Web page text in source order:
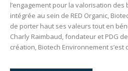
l’engagement pour la valorisation des
intégrée au sein de RED Organic,
de porter haut ses valeurs tout en
Charly Raimbaud, fondateur et PDG
création, Biotech Environnement s’est